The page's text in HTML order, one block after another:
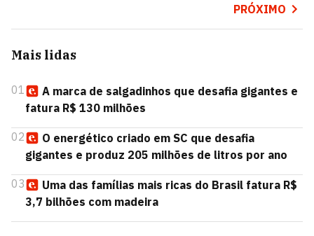
PRÓXIMO
Mais lidas
01
A marca de salgadinhos que desafia gigantes e
fatura R$ 130 milhões
02
O energético criado em SC que desafia
gigantes e produz 205 milhões de litros por ano
03
Uma das famílias mais ricas do Brasil fatura R$
3,7 bilhões com madeira